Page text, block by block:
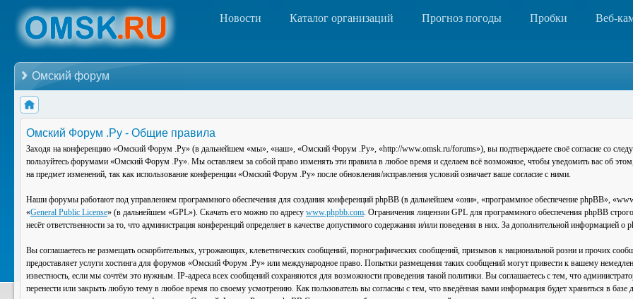
Новости Каталог организаций Прогноз погоды Пробки Веб-
Омский форум
Омский Форум .Ру - Общие правила
Заходя на конференцию «Омский Форум .Ру» (в дальнейшем «мы», «наш», «Омский Форум .Ру», «http://www.omsk.ru/forums»), вы подтверждаете своё согласие со
пользуйтесь форумами «Омский Форум .Ру». Мы оставляем за собой право изменять эти правила в любое время и сделаем всё возможное, чтобы уведомить вас об
на предмет изменений, так как использование конференции «Омский Форум .Ру» после обновления/исправления условий означает ваше согласие с ними.
Наши форумы работают под управлением программного обеспечения для создания конференций phpBB (в дальнейшем «они», «программное обеспечение phpBB»,
«General Public License» (в дальнейшем «GPL»). Скачать его можно по адресу www.phpbb.com. Ограничения лицензии GPL для программного обеспечения phpBB
несёт ответственности за то, что администрация конференций определяет в качестве допустимого содержания и/или поведения в них. За дополнительной информацией о
Вы соглашаетесь не размещать оскорбительных, угрожающих, клеветнических сообщений, порнографических сообщений, призывов к национальной розни и прочих
предоставляет услуги хостинга для форумов «Омский Форум .Ру» или международное право. Попытки размещения таких сообщений могут привести к вашему
известность, если мы сочтём это нужным. IP-адреса всех сообщений сохраняются для возможности проведения такой политики. Вы соглашаетесь с тем, что
перенести или закрыть любую тему в любое время по своему усмотрению. Как пользователь вы согласны с тем, что введённая вами информация будет храниться в